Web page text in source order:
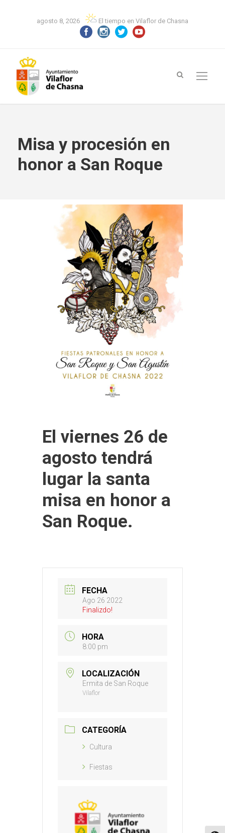
agosto 8, 2026 El tiempo en Vilaflor de Chasna
Misa y procesión en
honor a San Roque
El viernes 26 de
agosto tendrá
lugar la santa
misa en honor a
San Roque.
FECHA
Ago 26 2022
Finalizdo!
HORA
8:00 pm
LOCALIZACIÓN
Ermita de San Roque
Vilaflor
CATEGORÍA
Cultura
Fiestas